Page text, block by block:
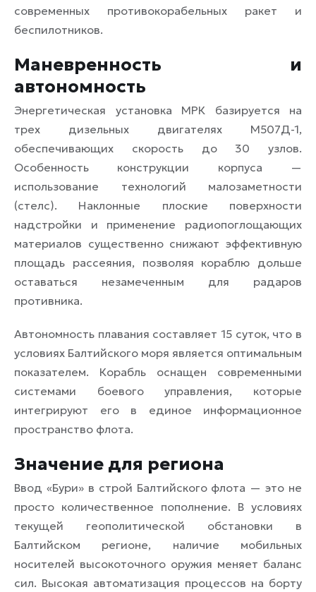
современных противокорабельных ракет и
беспилотников.
Маневренность и
автономность
Энергетическая установка МРК базируется на
трех дизельных двигателях М507Д-1,
обеспечивающих скорость до 30 узлов.
Особенность конструкции корпуса —
использование технологий малозаметности
(стелс). Наклонные плоские поверхности
надстройки и применение радиопоглощающих
материалов существенно снижают эффективную
площадь рассеяния, позволяя кораблю дольше
оставаться незамеченным для радаров
противника.
Автономность плавания составляет 15 суток, что в
условиях Балтийского моря является оптимальным
показателем. Корабль оснащен современными
системами боевого управления, которые
интегрируют его в единое информационное
пространство флота.
Значение для региона
Ввод «Бури» в строй Балтийского флота — это не
просто количественное пополнение. В условиях
текущей геополитической обстановки в
Балтийском регионе, наличие мобильных
носителей высокоточного оружия меняет баланс
сил. Высокая автоматизация процессов на борту